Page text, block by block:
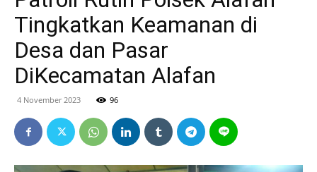
Tingkatkan Keamanan di
Desa dan Pasar
DiKecamatan Alafan
4 November 2023 96